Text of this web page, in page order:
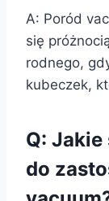
A: Poród
się
rodnego,
kubeczek,
Q: Jakie
do